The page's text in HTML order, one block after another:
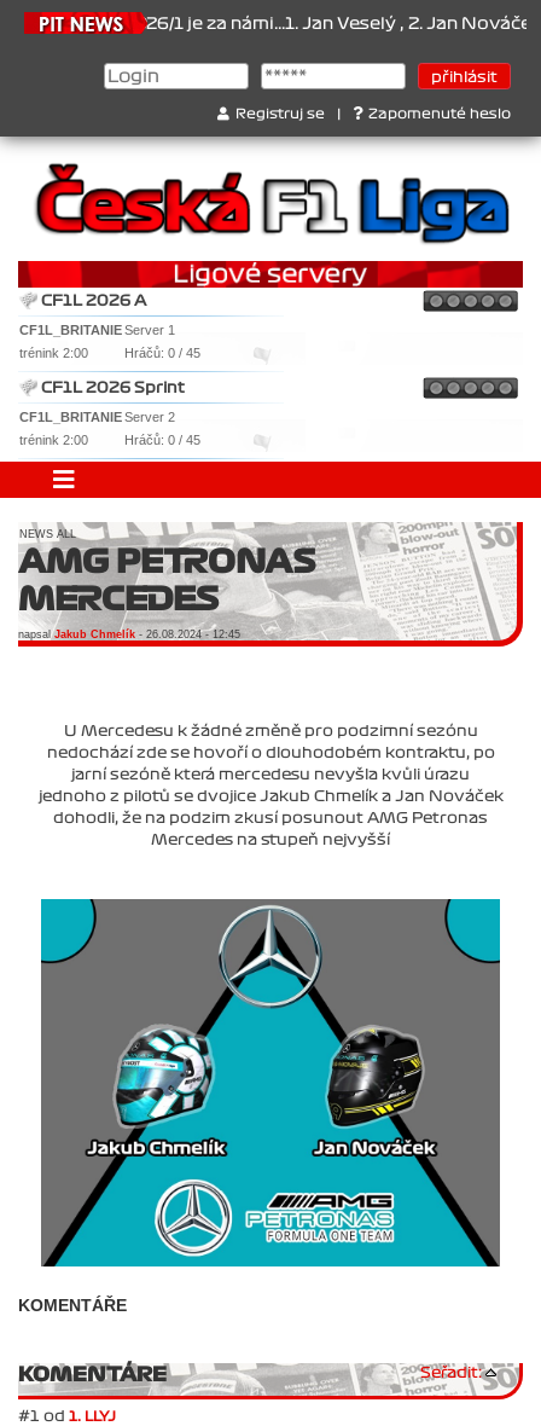
2026/1 je za námi...1. Jan Veselý , 2. Jan Nováček , 3. Jakub
Registruj se Zapomenuté heslo
CF1L 2026 A
CF1L_BRITANIEServer 1
trénink 2:00
Hráčů: 0 / 45
CF1L 2026 Sprint
CF1L_BRITANIEServer 2
trénink 2:00
Hráčů: 0 / 45
NEWS ALL
AMG PETRONAS
MERCEDES
napsalJakub Chmelík - 26.08.2024 - 12:45
U Mercedesu k žádné změně pro podzimní sezónu
nedochází zde se hovoří o dlouhodobém kontraktu, po
jarní sezóně která mercedesu nevyšla kvůli úrazu
jednoho z pilotů se dvojice Jakub Chmelík a Jan Nováček
dohodli, že na podzim zkusí posunout AMG Petronas
Mercedes na stupeň nejvyšší
KOMENTÁŘE
KOMENTÁRE Seřadit:
#1 od 1. LLYJ